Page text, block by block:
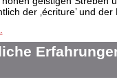
der ‚écriture’ und der